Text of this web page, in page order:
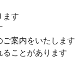
ます
案内をいたします
ことがあります